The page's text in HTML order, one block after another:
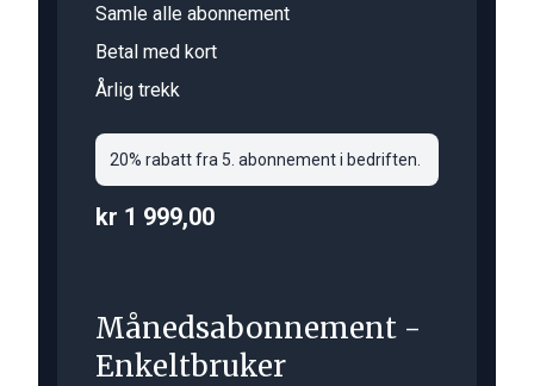
Samle alle abonnement
Betal med kort
Årlig trekk
20% rabatt fra 5. abonnement i bedriften.
kr 1 999,00
Månedsabonnement -
Enkeltbruker